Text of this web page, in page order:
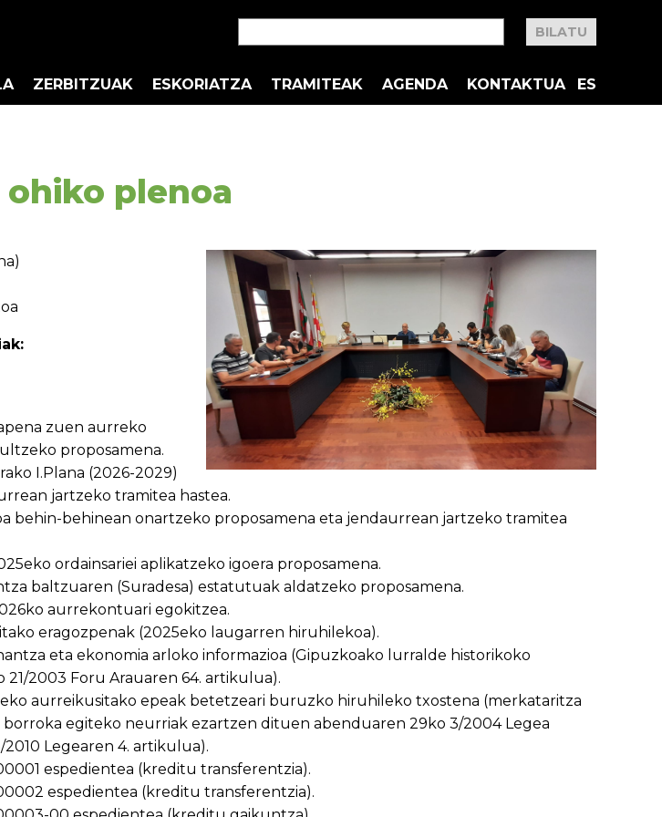
ZERBITZUAK ESKORIATZA TRAMITEAK AGENDA KONTAKTUA ES
plenoa
zuen aurreko
proposamena.
I.Plana (2026-2029)
jartzeko tramitea hastea.
behin-behinean onartzeko proposamena eta jendaurrean jartzeko tramitea
ordainsariei aplikatzeko igoera proposamena.
baltzuaren (Suradesa) estatutuak aldatzeko proposamena.
aurrekontuari egokitzea.
eragozpenak (2025eko laugarren hiruhilekoa).
eta ekonomia arloko informazioa (Gipuzkoako lurralde historikoko
2003 Foru Arauaren 64. artikulua).
aurreikusitako epeak betetzeari buruzko hiruhileko txostena (merkataritza
egiteko neurriak ezartzen dituen abenduaren 29ko 3/2004 Legea
Legearen 4. artikulua).
espedientea (kreditu transferentzia).
espedientea (kreditu transferentzia).